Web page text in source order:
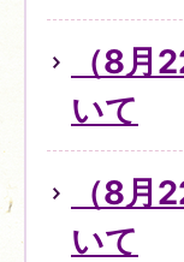
（8月
いて
（8月
いて